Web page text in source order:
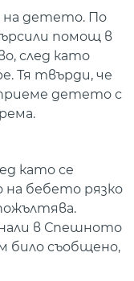
на детето. По
помощ в
след като
Тя твърди, че
детето с
като се
на бебето рязко
в Спешното
било съобщено,